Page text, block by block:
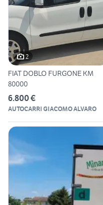
2
FIAT DOBLO FURGONE KM
80000
6.800 €
AUTOCARRI GIACOMO ALVARO